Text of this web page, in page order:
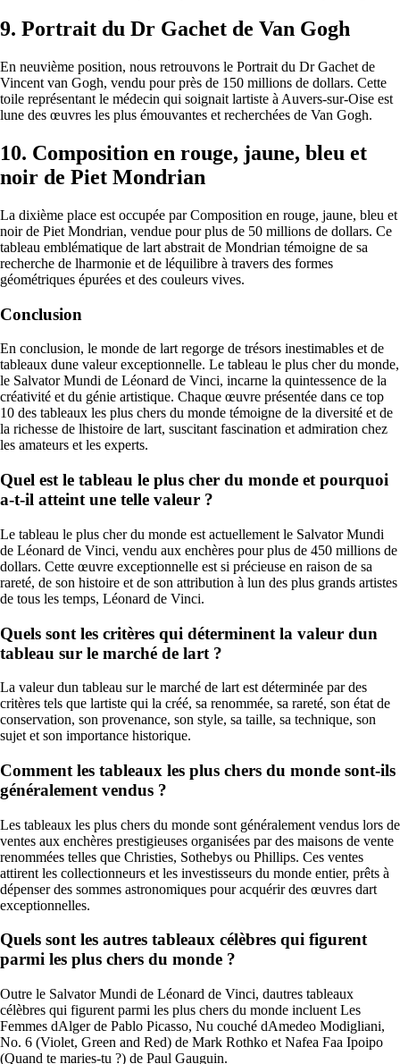
9. Portrait du Dr Gachet de Van Gogh
En neuvième position, nous retrouvons le Portrait du Dr Gachet de
Vincent van Gogh, vendu pour près de 150 millions de dollars. Cette
toile représentant le médecin qui soignait lartiste à Auvers-sur-Oise est
lune des œuvres les plus émouvantes et recherchées de Van Gogh.
10. Composition en rouge, jaune, bleu et
noir de Piet Mondrian
La dixième place est occupée par Composition en rouge, jaune, bleu et
noir de Piet Mondrian, vendue pour plus de 50 millions de dollars. Ce
tableau emblématique de lart abstrait de Mondrian témoigne de sa
recherche de lharmonie et de léquilibre à travers des formes
géométriques épurées et des couleurs vives.
Conclusion
En conclusion, le monde de lart regorge de trésors inestimables et de
tableaux dune valeur exceptionnelle. Le tableau le plus cher du monde,
le Salvator Mundi de Léonard de Vinci, incarne la quintessence de la
créativité et du génie artistique. Chaque œuvre présentée dans ce top
10 des tableaux les plus chers du monde témoigne de la diversité et de
la richesse de lhistoire de lart, suscitant fascination et admiration chez
les amateurs et les experts.
Quel est le tableau le plus cher du monde et pourquoi
a-t-il atteint une telle valeur ?
Le tableau le plus cher du monde est actuellement le Salvator Mundi
de Léonard de Vinci, vendu aux enchères pour plus de 450 millions de
dollars. Cette œuvre exceptionnelle est si précieuse en raison de sa
rareté, de son histoire et de son attribution à lun des plus grands artistes
de tous les temps, Léonard de Vinci.
Quels sont les critères qui déterminent la valeur dun
tableau sur le marché de lart ?
La valeur dun tableau sur le marché de lart est déterminée par des
critères tels que lartiste qui la créé, sa renommée, sa rareté, son état de
conservation, son provenance, son style, sa taille, sa technique, son
sujet et son importance historique.
Comment les tableaux les plus chers du monde sont-ils
généralement vendus ?
Les tableaux les plus chers du monde sont généralement vendus lors de
ventes aux enchères prestigieuses organisées par des maisons de vente
renommées telles que Christies, Sothebys ou Phillips. Ces ventes
attirent les collectionneurs et les investisseurs du monde entier, prêts à
dépenser des sommes astronomiques pour acquérir des œuvres dart
exceptionnelles.
Quels sont les autres tableaux célèbres qui figurent
parmi les plus chers du monde ?
Outre le Salvator Mundi de Léonard de Vinci, dautres tableaux
célèbres qui figurent parmi les plus chers du monde incluent Les
Femmes dAlger de Pablo Picasso, Nu couché dAmedeo Modigliani,
No. 6 (Violet, Green and Red) de Mark Rothko et Nafea Faa Ipoipo
(Quand te maries-tu ?) de Paul Gauguin.